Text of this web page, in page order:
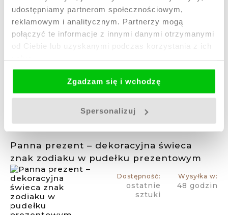
udostępniamy partnerom społecznościowym,
reklamowym i analitycznym. Partnerzy mogą
połączyć te informacje z innymi danymi otrzymanymi
od Ciebie lub uzyskanymi podczas korzystania z ich
Zgadzam się i wchodzę
Spersonalizuj
Lew prezent – dekoracyjna świeca znak
zodiaku w pudełku prezentowym
Dostępność:
ostatnie
Wysyłka w:
48 godzin
Panna prezent – dekoracyjna świeca
znak zodiaku w pudełku prezentowym
Dostępność:
ostatnie
sztuki
Wysyłka w:
48 godzin